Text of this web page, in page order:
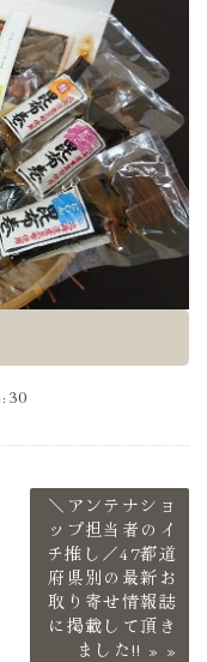
＼アンテナショ
ップ担当者のイ
チ推し／47都道
府県別の最新お
取り寄せ情報誌
に掲載して頂き
ました!! »